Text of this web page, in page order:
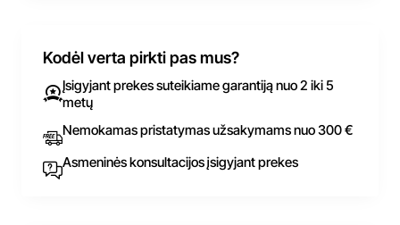
Kodėl verta pirkti pas mus?
Įsigyjant prekes suteikiame garantiją nuo 2 iki 5
metų
Nemokamas pristatymas užsakymams nuo 300 €
Asmeninės konsultacijos įsigyjant prekes